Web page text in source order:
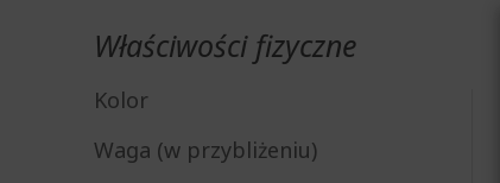
Właściwości fizyczne
Kolor
Waga (w przybliżeniu)